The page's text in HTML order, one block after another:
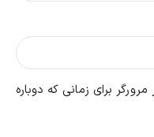
برای زمانی که دوباره